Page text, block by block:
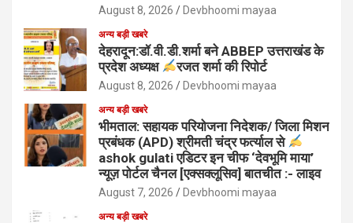
August 8, 2026 Devbhoomi mayaa
अन्य बड़ी खबरे
देहरादून:डॉ.वी.डी.शर्मा बने ABBEP उत्तराखंड के
प्रदेश अध्यक्ष
रजत शर्मा की रिपोर्ट
August 8, 2026 Devbhoomi mayaa
अन्य बड़ी खबरे
भीमताल: सहायक परियोजना निदेशक/ जिला मिशन
प्रबंधक (APD) श्रीमती चंद्र फर्त्याल से
ashok gulati एडिटर इन चीफ ‘देवभूमि माया’
न्यूज़ पोर्टल चैनल [एक्सक्लूसिव] बातचीत :- लाइव
August 7, 2026 Devbhoomi mayaa
अन्य बड़ी खबरे